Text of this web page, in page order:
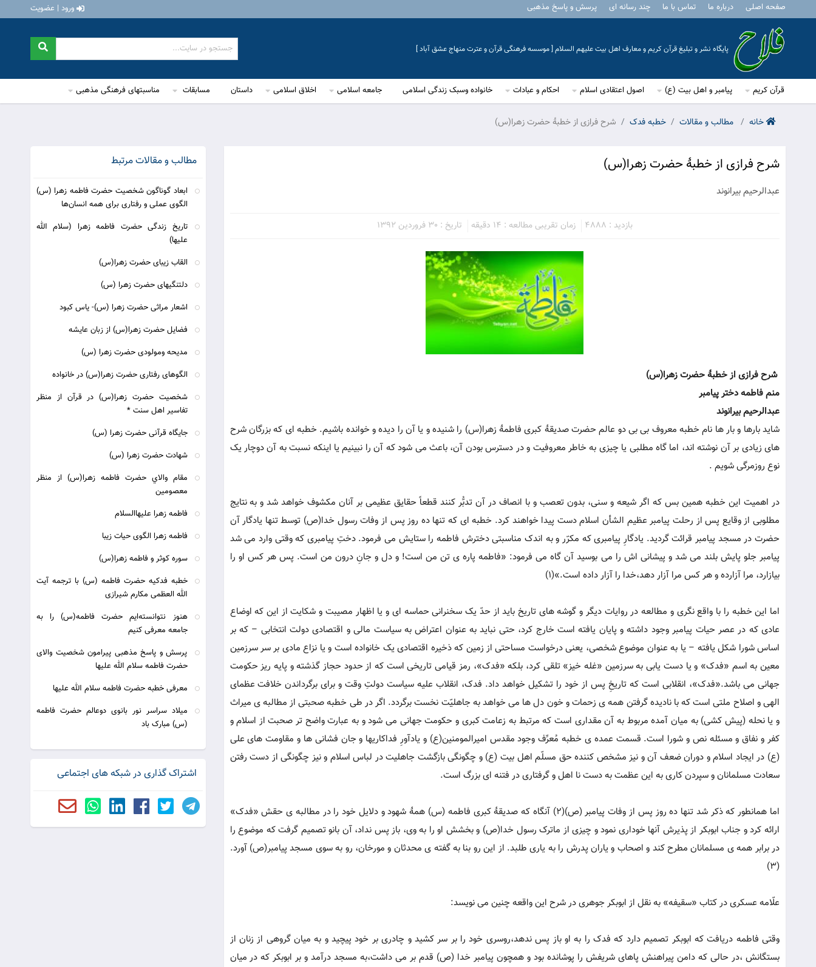
صفحه اصلی درباره ما تماس با ما چند رسانه ای پرسش و پاسخ مذهبی ورود | عضویت
پایگاه نشر و تبلیغ قرآن کریم و معارف اهل بیت علیهم السلام [ موسسه فرهنگی قرآن و عترت منهاج عشق آباد ]
قرآن کریم پیامبر و اهل بیت (ع) اصول اعتقادی اسلام احکام و عبادات خانواده وسبک زندگی اسلامی جامعه اسلامی اخلاق اسلامی داستان مسابقات مناسبتهای فرهنگی مذهبی
خانه مطالب و مقالات خطبه فدک شرح فرازی از خطبۀ حضرت زهرا(س)
شرح فرازی از خطبۀ حضرت زهرا(س)
عبدالرحیم بیرانوند
بازدید : 4888 زمان تقریبی مطالعه : 14 دقیقه تاریخ : 30 فروردین 1392
شرح فرازی از خطبۀ حضرت زهرا(س)
منم فاطمه دختر پیامبر
عبدالرحیم بیرانوند
شاید بارها و بار ها نام خطبه معروف بی بی دو عالم حضرت صدیقۀ کبری فاطمۀ زهرا(س) را شنیده و یا آن را دیده و خوانده باشیم. خطبه ای که بزرگان شرح
های زیادی بر آن نوشته اند، اما گاه مطلبی یا چیزی به خاطر معروفیت و در دسترس بودن آن، باعث می شود که آن را نبینیم یا اینکه نسبت به آن دوچار یک
نوع روزمرگی شویم .
در اهمیت این خطبه همین بس که اگر شیعه و سنی، بدون تعصب و با انصاف در آن تدبُّر کنند قطعاً حقایق عظیمی بر آنان مکشوف خواهد شد و به نتایج
مطلوبی از وقایع پس از رحلت پیامبر عظیم الشأن اسلام دست پیدا خواهند کرد. خطبه ای که تنها ده روز پس از وفات رسول خدا(ص) توسط تنها یادگار آن
حضرت در مسجد پیامبر قرائت گردید. یادگارِ پیامبری که مکرّر و به اندک مناسبتی دخترش فاطمه را ستایش می فرمود. دختِ پیامبری که وقتی وارد می شد
پیامبر جلو پایش بلند می شد و پیشانی اش را می بوسید آن گاه می فرمود: «فاطمه پاره ی تن من است! و دل و جانِ درون من است. پس هر کس او را
بیازارد، مرا آزارده و هر کس مرا آزار دهد،خدا را آزار داده است.»(1)
اما این خطبه را با واقع نگری و مطالعه در روایات دیگر و گوشه های تاریخ باید از حدّ یک سخنرانی حماسه ای و یا اظهار مصیبت و شکایت از این که اوضاع
عادی که در عصر حیات پیامبر وجود داشته و پایان یافته است خارج کرد، حتی نباید به عنوان اعتراض به سیاست مالی و اقتصادی دولت انتخابی – که بر
اساس شورا شکل یافته – یا به عنوان موضوع شخصی، یعنی درخواست مساحتی از زمین که ذخیره اقتصادی یک خانواده است و یا نزاع مادی بر سر سرزمین
معین به اسم «فدک» و یا دست یابی به سرزمین «غله خیز» تلقی کرد، بلکه «فدک»، رمز قیامی تاریخی است که از حدود حجاز گذشته و پایه ریز حکومت
جهانی می باشد.«فدک»، انقلابی است که تاریخِ پس از خود را تشکیل خواهد داد. فدک، انقلاب علیه سیاست دولتِ وقت و برای برگرداندن خلافت عظمای
الهی و اصلاح ملتی است که با نادیده گرفتن همه ی زحمات و خون دل ها می خواهد به جاهلیّت نخست برگردد. اگر در طی خطبه صحبتی از مطالبه ی میراث
و یا نحله (پیش کشی) به میان آمده مربوط به آن مقداری است که مرتبط به زعامت کبری و حکومت جهانی می شود و به عبارت واضح تر صحبت از اسلام و
کفر و نفاق و مسئله نص و شورا است. قسمت عمده ی خطبه مُعرِّف وجود مقدس امیرالمومنین(ع) و یادآورِ فداکاریها و جان فشانی ها و مقاومت های علی
(ع) در ایجاد اسلام و دوران ضعف آن و نیز مشخص کننده حق مسلّم اهل بیت (ع) و چگونگی بازگشت جاهلیت در لباس اسلام و نیز چگونگی از دست رفتن
سعادت مسلمانان و سپردن کاری به این عظمت به دست نا اهل و گرفتاری در فتنه ای بزرگ است.
اما همانطور که ذکر شد تنها ده روز پس از وفات پیامبر (ص)(2) آنگاه که صدیقۀ کبری فاطمه (س) همۀ شهود و دلایل خود را در مطالبه ی حقش «فدک»
ارائه کرد و جناب ابوبکر از پذیرش آنها خوداری نمود و چیزی از ماترک رسول خدا(ص) و بخشش او را به وی، باز پس نداد، آن بانو تصمیم گرفت که موضوع را
در برابر همه ی مسلمانان مطرح کند و اصحاب و یاران پدرش را به یاری طلبد. از این رو بنا به گفته ی محدثان و مورخان، رو به سوی مسجد پیامبر(ص) آورد.
(3)
علّامه عسکری در کتاب «سقیفه» به نقل از ابوبکر جوهری در شرح این واقعه چنین می نویسد:
وقتی فاطمه دریافت که ابوبکر تصمیم دارد که فدک را به او باز پس ندهد،روسری خود را بر سر کشید و چادری بر خود پیچید و به میان گروهی از زنان از
بستگانش ،در حالی که دامن پیراهنش پاهای شریفش را پوشانده بود و همچون پیامبر خدا (ص) قدم بر می داشت،به مسجد درآمد و بر ابوبکر که در میان
مطالب و مقالات مرتبط
ابعاد گوناگون شخصیت حضرت فاطمه زهرا (س)
الگوی عملی و رفتاری برای همه انسان‌ها
تاریخ زندگی حضرت فاطمه زهرا (سلام الله
علیها)
القاب زیبای حضرت زهرا(س)
دلتنگیهای حضرت زهرا (س)
اشعار مراثی حضرت زهرا (س)- یاس کبود
فضایل حضرت زهرا(س) از زبان عایشه
مدیحه ومولودی حضرت زهرا (س)
الگوهای رفتاری حضرت زهرا(س) در خانواده
شخصیت حضرت زهرا(س) در قرآن از منظر
تفاسیر اهل سنت *
جايگاه قرآنی حضرت زهرا (س)
شهادت حضرت زهرا (س)
مقام والاي حضرت فاطمه زهرا(س) از منظر
معصومين
فاطمه زهرا عليهاالسلام
فاطمه زهرا الگوی حیات زیبا
سوره کوثر و فاطمه زهرا(س)
خطبه فدکیه حضرت فاطمه (س) با ترجمه آیت
الله العظمی مکارم شیرازی
هنوز نتوانسته‌ایم حضرت فاطمه(س) را به
جامعه معرفی کنیم
پرسش و پاسخ مذهبی پیرامون شخصیت والای
حضرت فاطمه سلام الله علیها
معرفی خطبه حضرت فاطمه سلام الله علیها
میلاد سراسر نور بانوی دوعالم حضرت فاطمه
(س) مبارک باد
اشتراک گذاری در شبکه های اجتماعی